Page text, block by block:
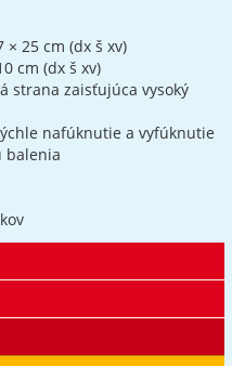
× 25 cm (dx š xv)
cm (dx š xv)
strana zaisťujúca vysoký
nafúknutie a vyfúknutie
balenia